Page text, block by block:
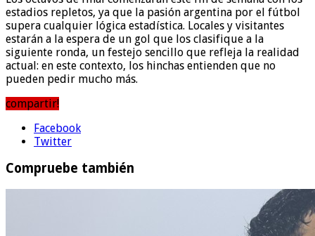
estadios repletos, ya que la pasión argentina por el fútbol
supera cualquier lógica estadística. Locales y visitantes
estarán a la espera de un gol que los clasifique a la
siguiente ronda, un festejo sencillo que refleja la realidad
actual: en este contexto, los hinchas entienden que no
pueden pedir mucho más.
compartir!
Facebook
Twitter
Compruebe también